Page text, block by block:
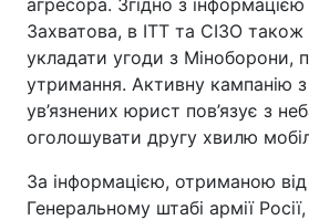
агресора. Згідно з
Захватова, в ІТТ та СІЗО
укладати угоди з
утримання. Активну кампанію
ув’язнених юрист пов’язує з
оголошувати другу хвилю
За інформацією, отриманою
Генеральному штабі армії